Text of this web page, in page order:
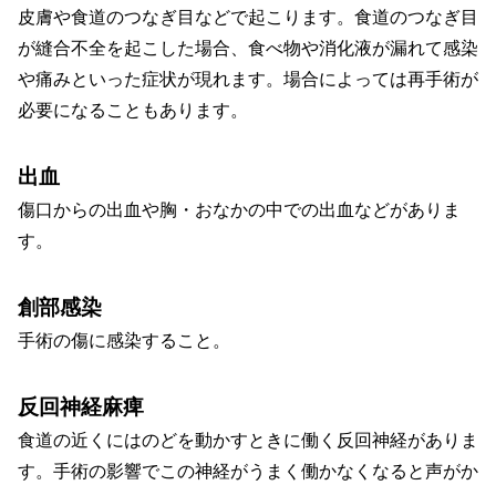
皮膚や食道のつなぎ目などで起こります。食道のつなぎ目
が縫合不全を起こした場合、食べ物や消化液が漏れて感染
や痛みといった症状が現れます。場合によっては再手術が
必要になることもあります。
出血
傷口からの出血や胸・おなかの中での出血などがありま
す。
創部感染
手術の傷に感染すること。
反回神経麻痺
食道の近くにはのどを動かすときに働く反回神経がありま
す。手術の影響でこの神経がうまく働かなくなると声がか